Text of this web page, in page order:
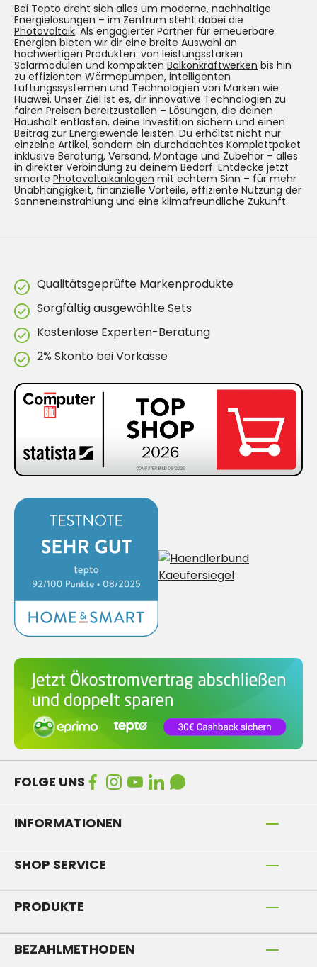
Bei Tepto dreht sich alles um moderne, nachhaltige
Energielösungen – im Zentrum steht dabei die
Photovoltaik. Als engagierter Partner für erneuerbare
Energien bieten wir dir eine breite Auswahl an
hochwertigen Produkten: von leistungsstarken
Solarmodulen und kompakten Balkonkraftwerken bis hin
zu effizienten Wärmepumpen, intelligenten
Lüftungssystemen und Technologien von Marken wie
Huawei. Unser Ziel ist es, dir innovative Technologien zu
fairen Preisen bereitzustellen – Lösungen, die deinen
Haushalt entlasten, deine Investition sichern und einen
Beitrag zur Energiewende leisten. Du erhältst nicht nur
einzelne Artikel, sondern ein durchdachtes Komplettpaket
inklusive Beratung, Versand, Montage und Zubehör – alles
in direkter Verbindung zu deinem Bedarf. Entdecke jetzt
smarte Photovoltaikanlagen mit echtem Sinn – für mehr
Unabhängigkeit, finanzielle Vorteile, effiziente Nutzung der
Sonneneinstrahlung und eine klimafreundliche Zukunft.
Qualitätsgeprüfte Markenprodukte
Sorgfältig ausgewählte Sets
Kostenlose Experten-Beratung
2% Skonto bei Vorkasse
FOLGE UNS
INFORMATIONEN
SHOP SERVICE
PRODUKTE
BEZAHLMETHODEN